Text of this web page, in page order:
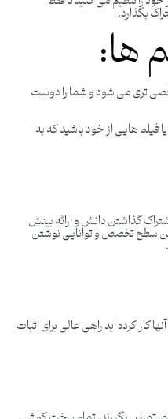
بگذارد.
ها:
تری می شود و شما را دوست
هایی از خود باشید که به
گذاشتن دانش و ارائه بینش
سطح تخصص و توانایی نوشتن
کار کرده اید راهی عالی برای اثبات